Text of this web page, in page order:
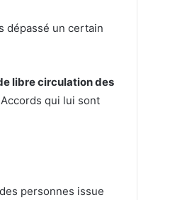
dépassé un certain
libre circulation des
qui lui sont
des personnes issue